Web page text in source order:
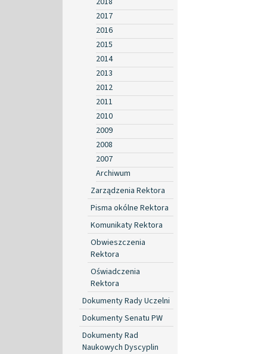
2017
2016
2015
2014
2013
2012
2011
2010
2009
2008
2007
Archiwum
Zarządzenia Rektora
Pisma okólne Rektora
Komunikaty Rektora
Obwieszczenia
Rektora
Oświadczenia
Rektora
Dokumenty Rady Uczelni
Dokumenty Senatu PW
Dokumenty Rad
Naukowych Dyscyplin